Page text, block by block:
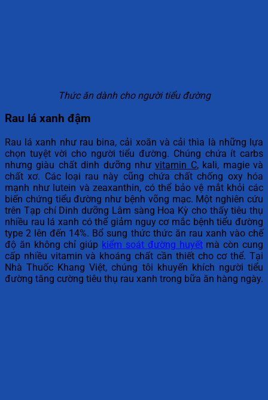
Thức ăn dành cho người tiểu đường
Rau lá xanh đậm
Rau lá xanh như rau bina, cải xoăn và cải thìa là những lựa
chọn tuyệt vời cho người tiểu đường. Chúng chứa ít carbs
nhưng giàu chất dinh dưỡng nhưvitamin C, kali, magie và
chất xơ. Các loại rau này cũng chứa chất chống oxy hóa
mạnh như lutein và zeaxanthin, có thể bảo vệ mắt khỏi các
biến chứng tiểu đường như bệnh võng mạc. Một nghiên cứu
trên Tạp chí Dinh dưỡng Lâm sàng Hoa Kỳ cho thấy tiêu thụ
nhiều rau lá xanh có thể giảm nguy cơ mắc bệnh tiểu đường
type 2 lên đến 14%. Bổ sung thức thức ăn rau xanh vào chế
độ ăn không chỉ giúp kiểm soát đường huyếtmà còn cung
cấp nhiều vitamin và khoáng chất cần thiết cho cơ thể. Tại
Nhà Thuốc Khang Việt, chúng tôi khuyến khích người tiểu
đường tăng cường tiêu thụ rau xanh trong bữa ăn hàng ngày.